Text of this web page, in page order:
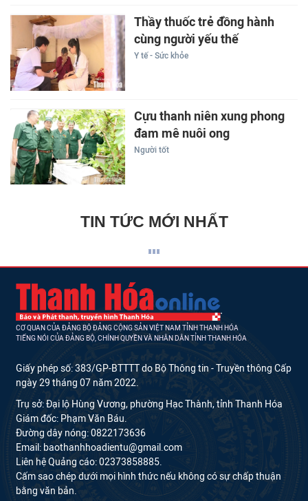
Thầy thuốc trẻ đồng hành
cùng người yếu thế
Y tế - Sức khỏe
Cựu thanh niên xung phong
đam mê nuôi ong
Người tốt
TIN TỨC MỚI NHẤT
CƠ QUAN CỦA ĐẢNG BỘ ĐẢNG CỘNG SẢN VIỆT NAM TỈNH THANH HÓA
TIẾNG NÓI CỦA ĐẢNG BỘ, CHÍNH QUYỀN VÀ NHÂN DÂN TỈNH THANH HÓA
Giấy phép số: 383/GP-BTTTT do Bộ Thông tin - Truyền thông Cấp
ngày 29 tháng 07 năm 2022.
Trụ sở: Đại lộ Hùng Vương, phường Hạc Thành, tỉnh Thanh Hóa
Giám đốc: Phạm Văn Báu.
Đường dây nóng: 0822173636
Email: baothanhhoadientu@gmail.com
Liên hệ Quảng cáo: 02373858885.
Cấm sao chép dưới mọi hình thức nếu không có sự chấp thuận
bằng văn bản.